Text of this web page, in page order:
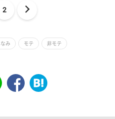
2
み モテ 非モテ